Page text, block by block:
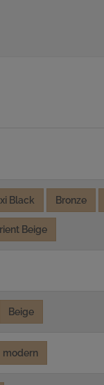
Black Bronze
Beige
Beige
modern